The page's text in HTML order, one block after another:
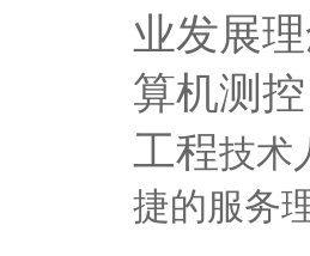
业发展
算机测
工程技术
捷的服务